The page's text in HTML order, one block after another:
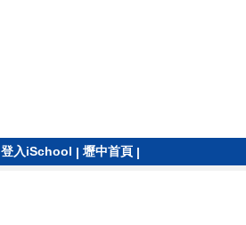
登入iSchool | 壢中首頁 |